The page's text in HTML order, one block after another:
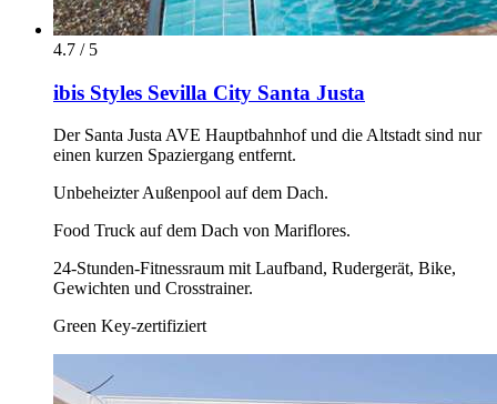
4.7 / 5
ibis Styles Sevilla City Santa Justa
Der Santa Justa AVE Hauptbahnhof und die Altstadt sind nur
einen kurzen Spaziergang entfernt.
Unbeheizter Außenpool auf dem Dach.
Food Truck auf dem Dach von Mariflores.
24-Stunden-Fitnessraum mit Laufband, Rudergerät, Bike,
Gewichten und Crosstrainer.
Green Key-zertifiziert